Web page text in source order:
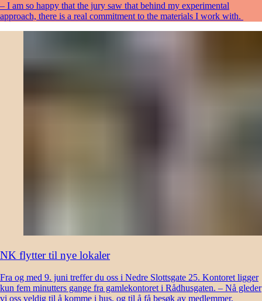
– I am so happy that the jury saw that behind my experimental
approach, there is a real commitment to the materials I work with.
NK flytter til nye lokaler
Fra og med 9. juni treffer du oss i Nedre Slottsgate 25. Kontoret ligger
kun fem minutters gange fra gamlekontoret i Rådhusgaten. – Nå gleder
vi oss veldig til å komme i hus, og til å få besøk av medlemmer,